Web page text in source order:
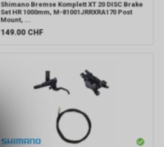
Shimano Bremse Komplett XT 20 DISC Brake
Set HR 1000mm, M-81001JRRXRA170 Post
Mount, ...
149.00 CHF